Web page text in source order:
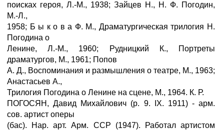
поисках героя, Л.-М., 1938; Зайцев Н., Н. Ф. Погодин,
М.-Л.,
1958; Б ы к о в а Ф. М., Драматургическая трилогия Н.
Погодина о
Ленине, Л.-М., 1960; Рудницкий К., Портреты
драматургов, М., 1961; Попов
А. Д., Воспоминания и размышления о театре, М., 1963;
Анастасьев А.,
Трилогия Погодина о Ленине на сцене, М., 1964. К. Р.
ПОГОСЯН, Давид Михайлович (р. 9. IX. 1911) - арм.
сов. артист оперы
(бас). Нар. арт. Арм. ССР (1947). Работал артистом